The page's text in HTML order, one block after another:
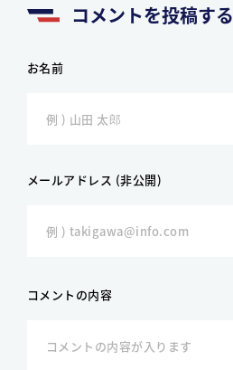
コメントを投稿する
お名前
メールアドレス (非公開)
コメントの内容